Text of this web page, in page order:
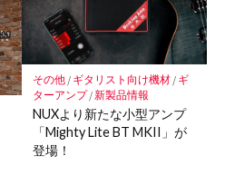
その他/ ギタリスト向け機材/ ギ
ターアンプ/新製品情報
NUXより新たな小型アンプ
「Mighty Lite BT MKII」が
登場！